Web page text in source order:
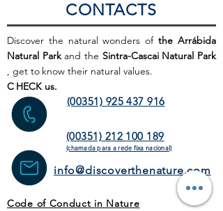
CONTACTS
Discover the natural wonders ofthe Arrábida
Natural Parkand the Sintra-Cascai Natural Park
, get to know their natural values.
C HECK us.
(00351) 925 437 916
(00351) 212 100 189
(chamada para a rede fixa nacional)
info@discoverthenature.com
Code of Conduct in Nature